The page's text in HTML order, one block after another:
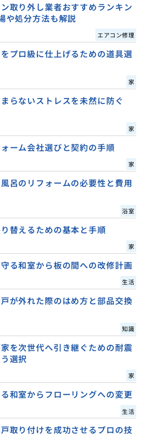
取り外し業者おすすめランキン
や処分方法も解説
エアコン修理
プロ級に仕上げるための道具選
家
らないストレスを未然に防ぐ
家
ーム会社選びと契約の手順
家
呂のリフォームの必要性と費用
浴室
替えるための基本と手順
家
る和室から板の間への改修計画
生活
が外れた際のはめ方と部品交換
知識
を次世代へ引き継ぐための耐震
選択
家
和室からフローリングへの変更
生活
取り付けを成功させるプロの技